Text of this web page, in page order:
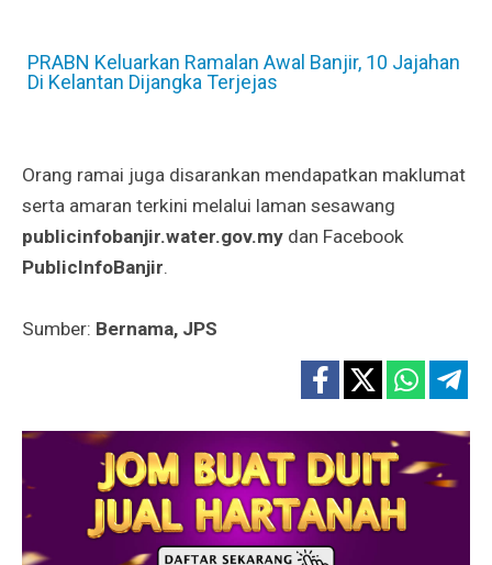
PRABN Keluarkan Ramalan Awal Banjir, 10 Jajahan
Di Kelantan Dijangka Terjejas
Orang ramai juga disarankan mendapatkan maklumat
serta amaran terkini melalui laman sesawang
publicinfobanjir.water.gov.my dan Facebook
PublicInfoBanjir.
Sumber: Bernama, JPS